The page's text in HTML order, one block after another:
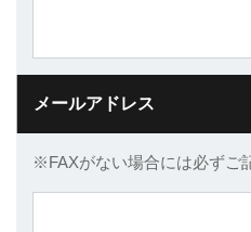
メールアドレス
※FAXがない場合には必ずご